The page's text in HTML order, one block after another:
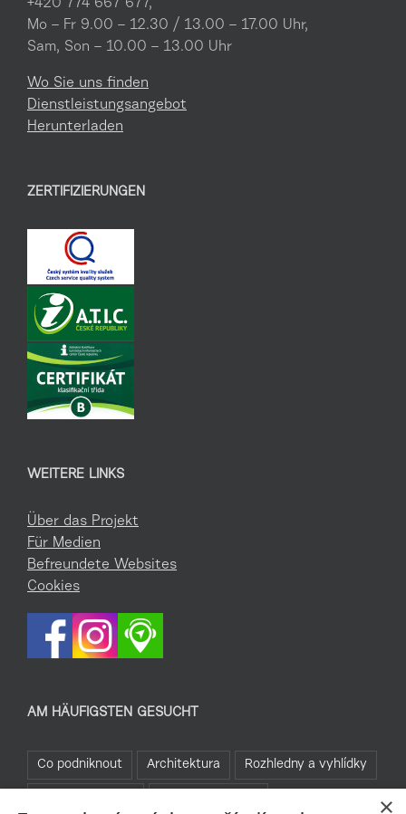
+420 774 667 677,
Mo – Fr 9.00 – 12.30 / 13.00 – 17.00 Uhr,
Sam, Son – 10.00 – 13.00 Uhr
Wo Sie uns finden
Dienstleistungsangebot
Herunterladen
ZERTIFIZIERUNGEN
WEITERE LINKS
Über das Projekt
Für Medien
Befreundete Websites
Cookies
AM HÄUFIGSTEN GESUCHT
Co podniknout Architektura Rozhledny a vyhlídky
×